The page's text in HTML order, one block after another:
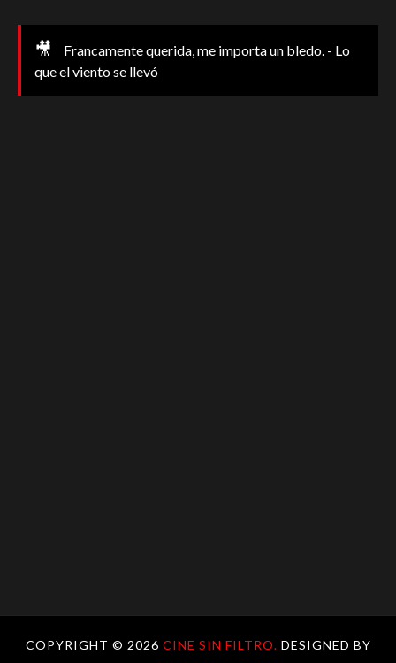
🎥
Francamente querida, me importa un bledo. - Lo
que el viento se llevó
COPYRIGHT © 2026 CINE SIN FILTRO. DESIGNED BY